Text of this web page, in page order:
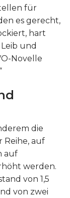
für
es gerecht,
hart
und
Novelle
die
Reihe, auf
auf
werden.
von 1,5
von zwei